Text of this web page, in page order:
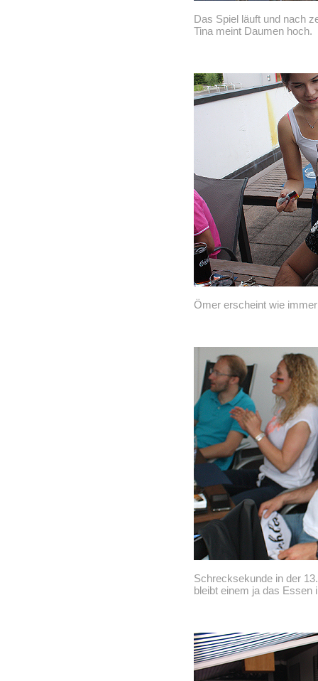
Das Spiel läuft und nach
Tina meint Daumen hoch.
Ömer erscheint wie
Schrecksekunde in der
bleibt einem ja das Essen